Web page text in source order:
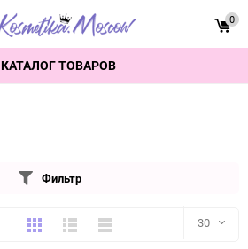
КАТАЛОГ ТОВАРОВ
0
Фильтр
ПлиткаПодробноКомпактно 30